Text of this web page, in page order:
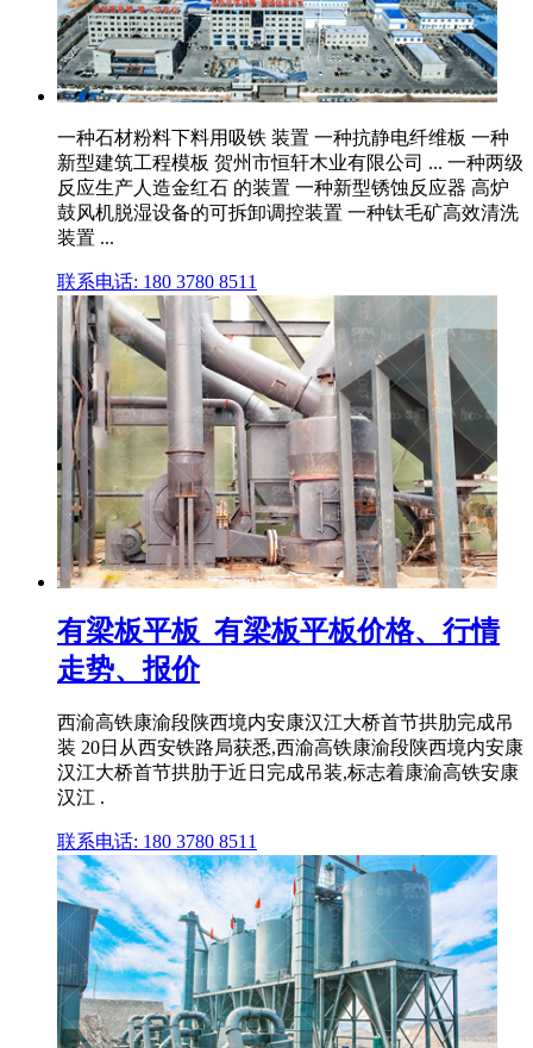
一种石材粉料下料用吸铁 装置 一种抗静电纤维板 一种
新型建筑工程模板 贺州市恒轩木业有限公司 ... 一种两级
反应生产人造金红石 的装置 一种新型锈蚀反应器 高炉
鼓风机脱湿设备的可拆卸调控装置 一种钛毛矿高效清洗
装置 ...
联系电话: 180 3780 8511
有梁板平板_有梁板平板价格、行情
走势、报价
西渝高铁康渝段陕西境内安康汉江大桥首节拱肋完成吊
装 20日从西安铁路局获悉,西渝高铁康渝段陕西境内安康
汉江大桥首节拱肋于近日完成吊装,标志着康渝高铁安康
汉江 .
联系电话: 180 3780 8511